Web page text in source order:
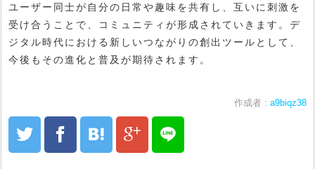
ユーザー同士が自分の日常や趣味を共有し、互いに刺激を
受け合うことで、コミュニティが形成されていきます。デ
ジタル時代における新しいつながりの創出ツールとして、
今後もその進化と普及が期待されます。
作成者 : a9biqz38